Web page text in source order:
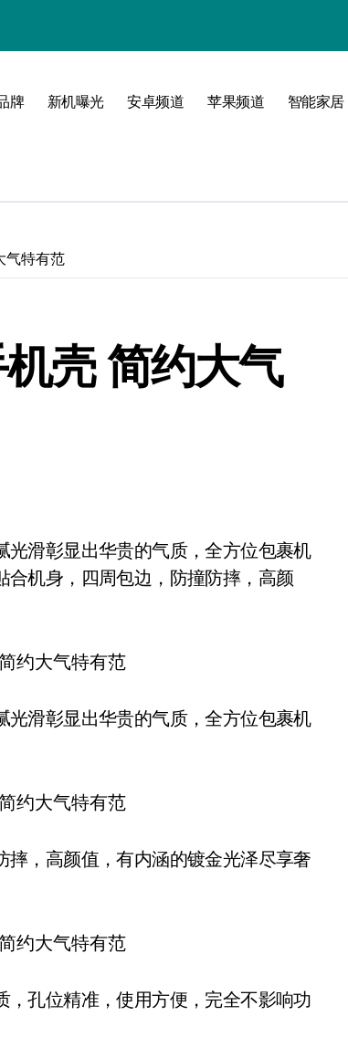
牌 新机曝光 安卓频道 苹果频道 智能家居
气特有范
壳 简约大气
机身，四周包边，防撞防摔，高颜
滑彰显出华贵的气质，全方位包裹机
，高颜值，有内涵的镀金光泽尽享奢
孔位精准，使用方便，完全不影响功